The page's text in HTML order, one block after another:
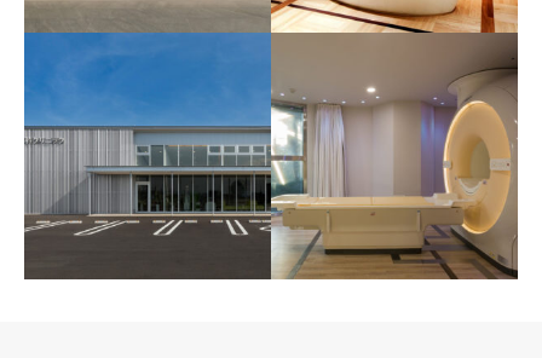
楠樹記念クリニック2021 楠樹記念クリニック2009